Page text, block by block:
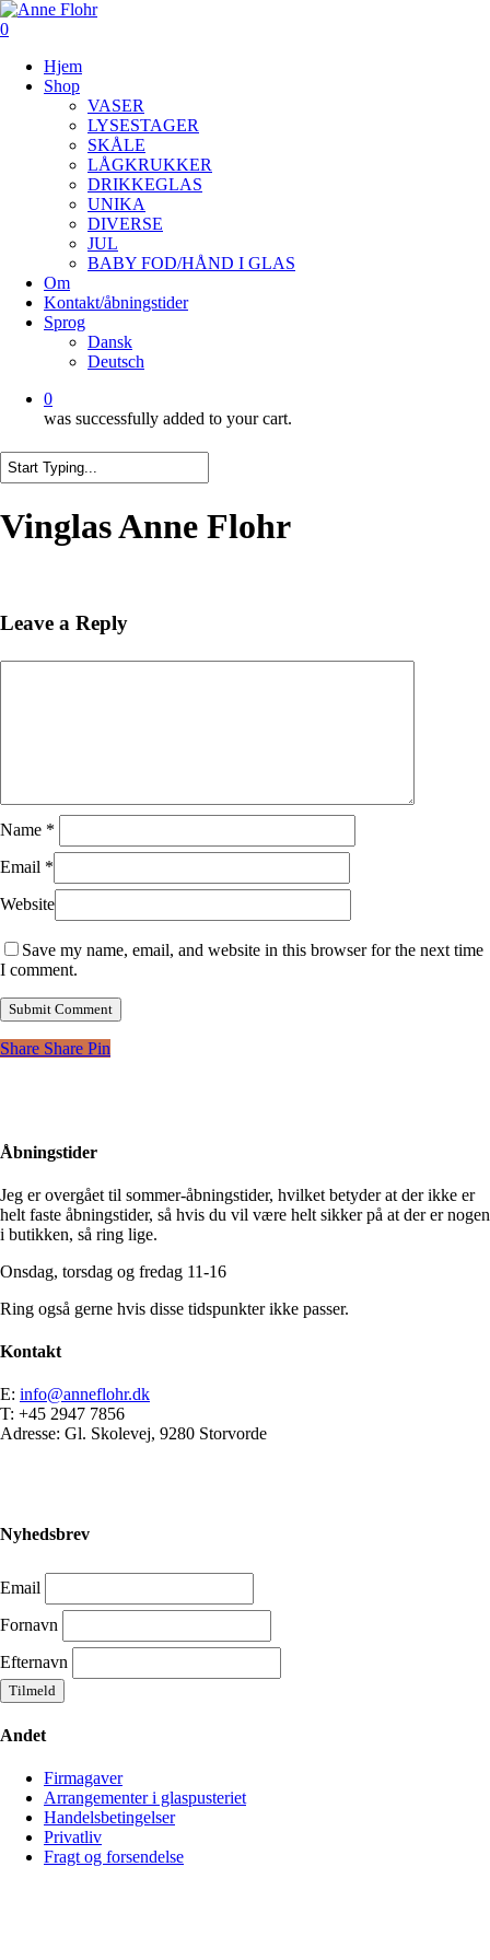
Skip
to
content
0
Hjem
Shop
VASER
LYSESTAGER
SKÅLE
LÅGKRUKKER
DRIKKEGLAS
UNIKA
DIVERSE
JUL
BABY FOD/HÅND I GLAS
Om
Kontakt/åbningstider
Sprog
Dansk
Deutsch
0
was successfully added to your cart.
Search
Vinglas Anne Flohr
Leave a Reply
Name *
Email *
Website
Save my name, email, and website in this browser for the next time
I comment.
Share Share Pin
Åbningstider
Jeg er overgået til sommer-åbningstider, hvilket betyder at der ikke er
helt faste åbningstider, så hvis du vil være helt sikker på at der er nogen
i butikken, så ring lige.
Onsdag, torsdag og fredag 11-16
Ring også gerne hvis disse tidspunkter ikke passer.
Kontakt
E: info@anneflohr.dk
T: +45 2947 7856
Adresse: Gl. Skolevej, 9280 Storvorde
Nyhedsbrev
Email
Fornavn
Efternavn
Andet
Firmagaver
Arrangementer i glaspusteriet
Handelsbetingelser
Privatliv
Fragt og forsendelse